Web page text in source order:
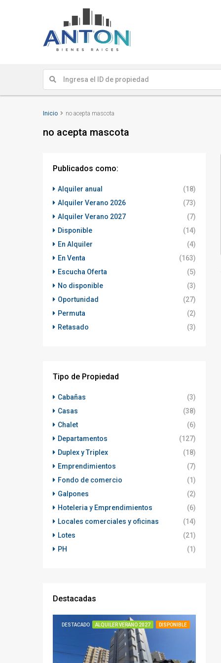
Inicio no acepta mascota
no acepta mascota
Publicados como:
Alquiler anual
(18)
Alquiler Verano 2026
(73)
Alquiler Verano 2027
(7)
Disponible
(14)
En Alquiler
(4)
En Venta
(163)
Escucha Oferta
(5)
No disponible
(3)
Oportunidad
(27)
Permuta
(2)
Retasado
(3)
Tipo de Propiedad
Cabañas
(3)
Casas
(38)
Chalet
(6)
Departamentos
(127)
Duplex y Triplex
(18)
Emprendimientos
(7)
Fondo de comercio
(1)
Galpones
(2)
Hoteleria y Emprendimientos
(6)
Locales comerciales y oficinas
(14)
Lotes
(21)
PH
(1)
Destacadas
DESTACADO ALQUILER VERANO 2027 DISPONIBLE